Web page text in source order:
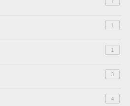
1
1
3
4